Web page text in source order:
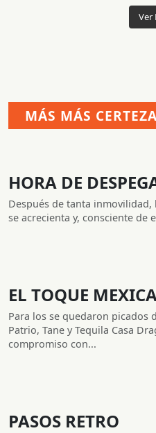
Ver
MÁS MÁS
HORA DE
Después de tanta inmovilidad,
se acrecienta y, consciente de
EL TOQUE
Para los se quedaron picados
Patrio, Tane y Tequila Casa
compromiso con...
PASOS RETRO